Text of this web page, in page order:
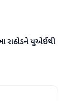
રાઠોડને યુએઈથી